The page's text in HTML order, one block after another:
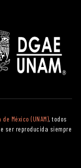
México (UNAM), todos
ser reproducida siempre